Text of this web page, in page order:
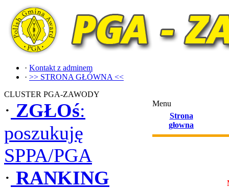
· Kontakt z adminem
· >> STRONA GŁÓWNA <<
CLUSTER PGA-ZAWODY
· ZGŁOś:
poszukuję
SPPA/PGA
· RANKING
Menu
Strona
głowna